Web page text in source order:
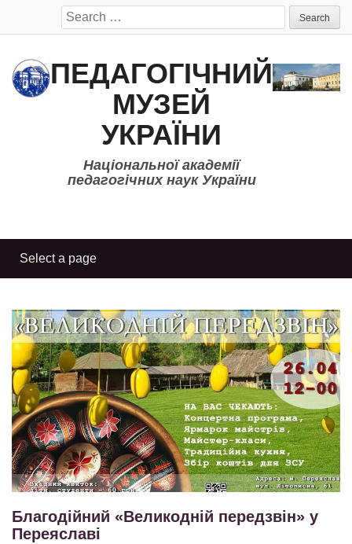
Search
for:
ПЕДАГОГІЧНИЙ
МУЗЕЙ
УКРАЇНИ
Національної академії
педагогічних наук України
Благодійний «Великодній передзвін» у
Переяславі